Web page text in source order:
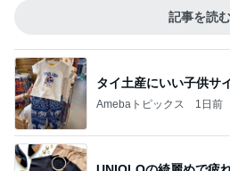
記事を読む
タイ土産にいい子供サ
Amebaトピックス 1日前